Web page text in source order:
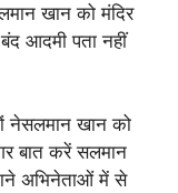
खान को मंदिर
आदमी पता नहीं
नेसलमान खान को
बात करें सलमान
अभिनेताओं में से